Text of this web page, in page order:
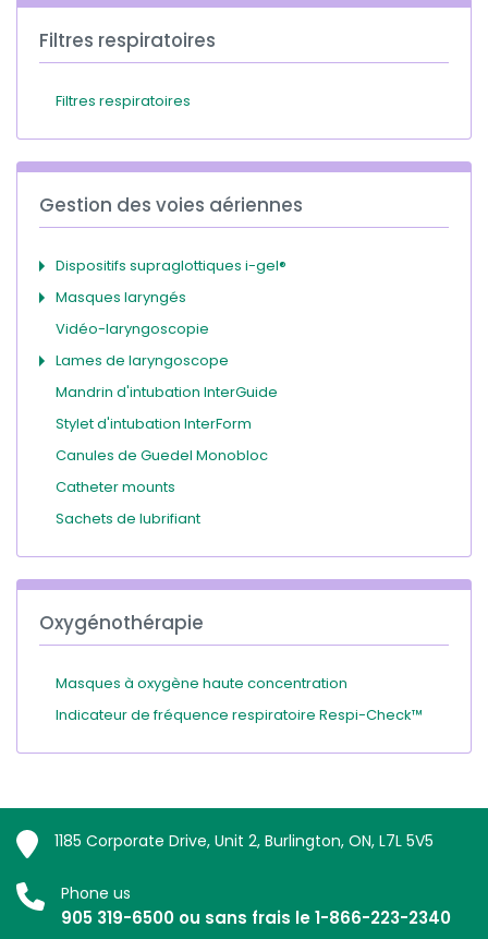
Filtres respiratoires
Filtres respiratoires
Gestion des voies aériennes
Dispositifs supraglottiques i-gel®
Masques laryngés
Vidéo-laryngoscopie
Lames de laryngoscope
Mandrin d'intubation InterGuide
Stylet d'intubation InterForm
Canules de Guedel Monobloc
Catheter mounts
Sachets de lubrifiant
Oxygénothérapie
Masques à oxygène haute concentration
Indicateur de fréquence respiratoire Respi-Check™
1185 Corporate Drive, Unit 2, Burlington, ON, L7L 5V5
Phone us
905 319-6500 ou sans frais le 1-866-223-2340